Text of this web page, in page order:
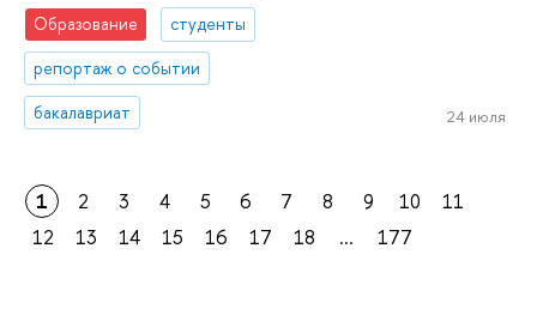
Образование
студенты
репортаж о событии
бакалавриат
24 июля
1 2 3 4 5 6 7 8 9 10
11
12
13 14 15 16 17 18 ... 177